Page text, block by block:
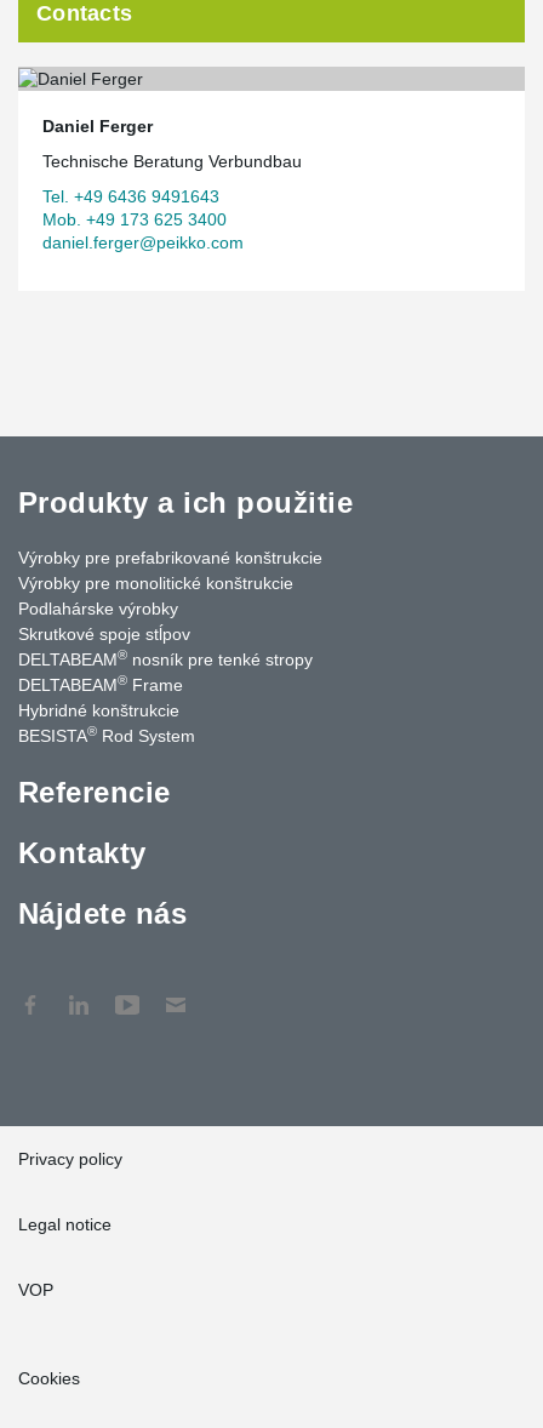
Contacts
Daniel Ferger
Technische Beratung Verbundbau
Tel. +49 6436 9491643
Mob. +49 173 625 3400
daniel.ferger@peikko.com
Produkty a ich použitie
Výrobky pre prefabrikované konštrukcie
Výrobky pre monolitické konštrukcie
Podlahárske výrobky
Skrutkové spoje stĺpov
DELTABEAM® nosník pre tenké stropy
DELTABEAM® Frame
Hybridné konštrukcie
BESISTA® Rod System
Referencie
Kontakty
Nájdete nás
Privacy policy
Legal notice
VOP
Cookies